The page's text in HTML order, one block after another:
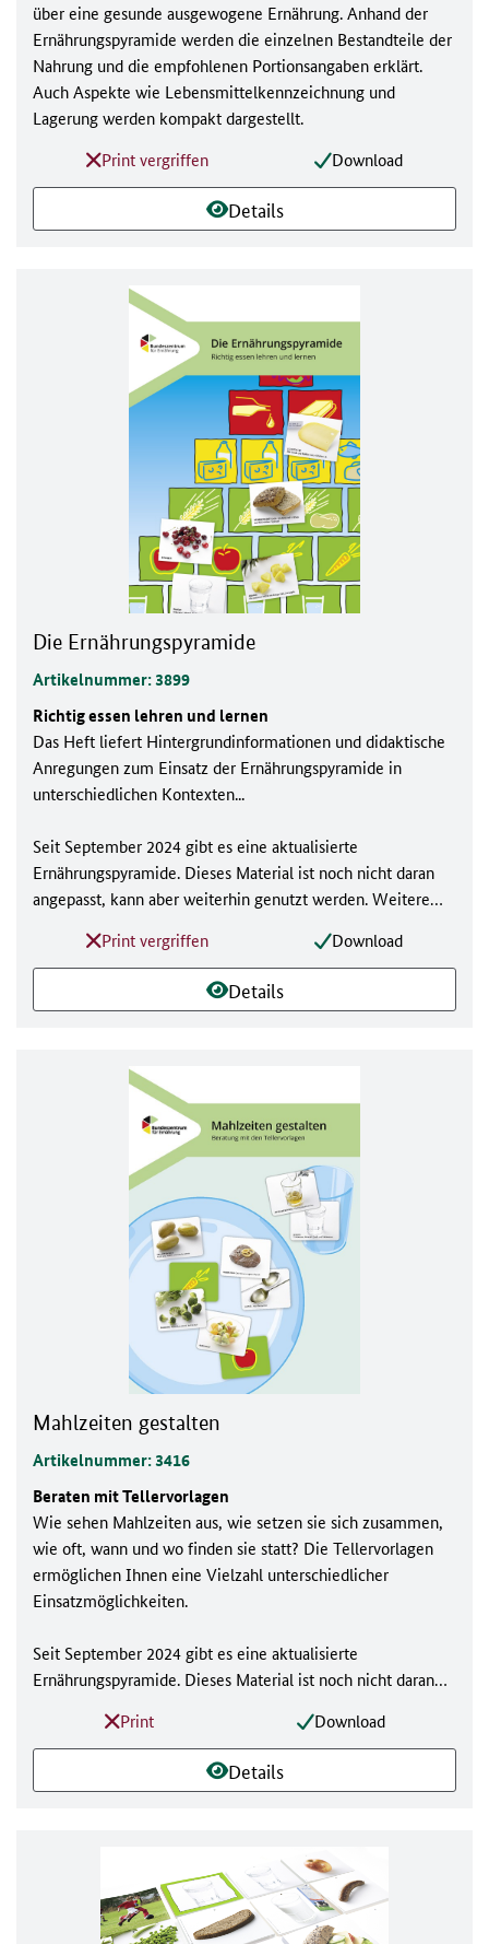
über eine gesunde ausgewogene Ernährung. Anhand der
Ernährungspyramide werden die einzelnen Bestandteile der
Nahrung und die empfohlenen Portionsangaben erklärt.
Auch Aspekte wie Lebensmittelkennzeichnung und
Lagerung werden kompakt dargestellt.
Print vergriffen
Download
Details
Die Ernährungspyramide
Artikelnummer: 3899
Richtig essen lehren und lernen
Das Heft liefert Hintergrundinformationen und didaktische
Anregungen zum Einsatz der Ernährungspyramide in
unterschiedlichen Kontexten...
Seit September 2024 gibt es eine aktualisierte
Ernährungspyramide. Dieses Material ist noch nicht daran
angepasst, kann aber weiterhin genutzt werden. Weitere
Print vergriffen Download
Details
Mahlzeiten gestalten
Artikelnummer: 3416
Beraten mit Tellervorlagen
Wie sehen Mahlzeiten aus, wie setzen sie sich zusammen,
wie oft, wann und wo finden sie statt? Die Tellervorlagen
ermöglichen Ihnen eine Vielzahl unterschiedlicher
Einsatzmöglichkeiten.
Seit September 2024 gibt es eine aktualisierte
Ernährungspyramide. Dieses Material ist noch nicht daran
Informationen finden Sie
Print Download
Details